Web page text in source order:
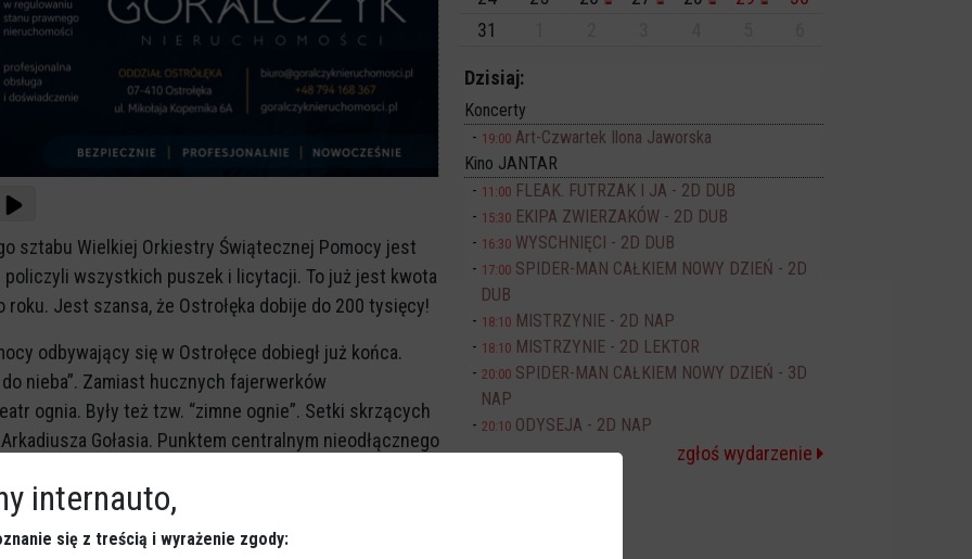
sztabu Wielkiej Orkiestry Świątecznej Pomocy jest
wszystkich puszek i licytacji. To już jest kwota
Jest szansa, że Ostrołęka dobije do 200 tysięcy!
odbywający się w Ostrołęce dobiegł już końca.
nieba”. Zamiast hucznych fajerwerków
ognia. Były też tzw. “zimne ognie”. Setki skrzących
Gołasia. Punktem centralnym nieodłącznego
serce - tym razem skąpane w płomieniach.
na
- orkiestra tradycyjna, Golden Ladies, Madma,
31
Dzisiaj:
Koncerty
19:00 Art-Czwartek Ilona Jaworska
Kino JANTAR
11:00 FLEAK. FUTRZAK I JA - 2D DUB
15:30 EKIPA ZWIERZAKÓW - 2D DUB
16:30 WYSCHNIĘCI - 2D DUB
17:00 SPIDER-MAN CAŁKIEM NOWY DZIEŃ - 2D
DUB
18:10 MISTRZYNIE - 2D NAP
18:10 MISTRZYNIE - 2D LEKTOR
20:00 SPIDER-MAN CAŁKIEM NOWY DZIEŃ - 3D
NAP
20:10 ODYSEJA - 2D NAP
zgłoś wydarzenie
internauto,
się z treścią i wyrażenie zgody: